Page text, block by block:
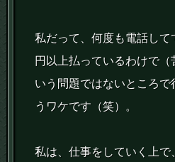
私だって、何度も電話し
円以上払っているわけで（
いう問題ではないところで
うワケです（笑）。
私は、仕事をしていく上で